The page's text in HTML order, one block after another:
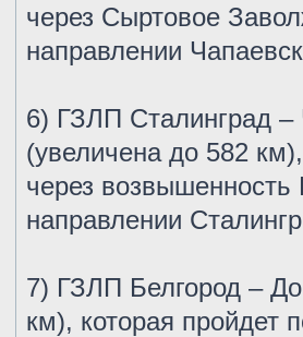
через Сыртовое
направлении
6) ГЗЛП Сталинград –
(увеличена до 582
через
направлении
7) ГЗЛП Белгород –
км), которая пройдет